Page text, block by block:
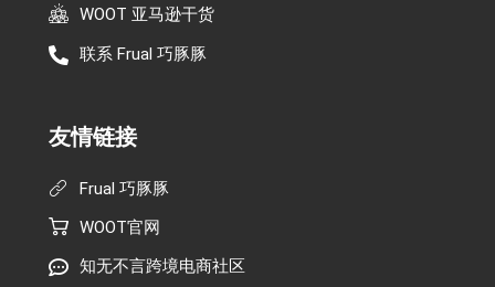
WOOT 亚马逊干货
联系 Frual 巧豚豚
友情链接
Frual 巧豚豚
WOOT官网
知无不言跨境电商社区